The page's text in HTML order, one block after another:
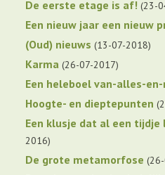
De eerste etage is af! 23-
Een nieuw jaar een nieuw
(Oud) nieuws 13-07-2018
Karma 26-07-2017
Een heleboel van-alles-
Hoogte- en dieptepunten
Een klusje dat al een tijdje
2016
De grote metamorfose